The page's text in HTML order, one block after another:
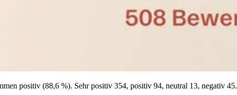
positiv (88,6 %). Sehr positiv 354, positiv 94, neutral 13, negativ 45.